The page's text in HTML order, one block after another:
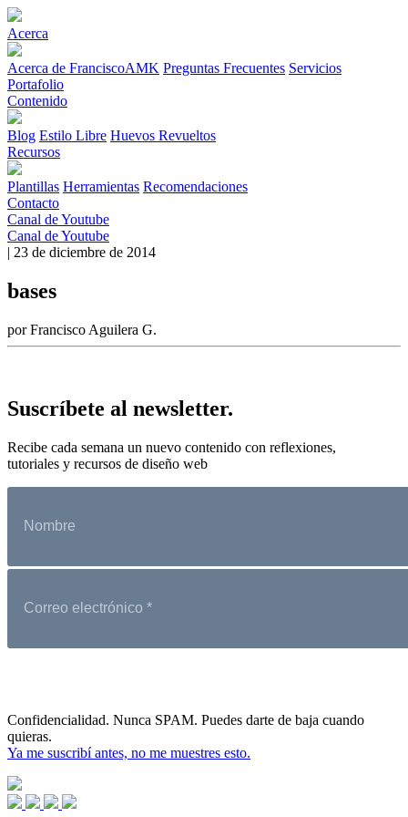
Acerca
Acerca de FranciscoAMK Preguntas Frecuentes Servicios
Portafolio
Contenido
Blog Estilo Libre Huevos Revueltos
Recursos
Plantillas Herramientas Recomendaciones
Contacto
Canal de Youtube
Canal de Youtube
| 23 de diciembre de 2014
bases
por Francisco Aguilera G.
Suscríbete al newsletter.
Recibe cada semana un nuevo contenido con reflexiones,
tutoriales y recursos de diseño web
Confidencialidad. Nunca SPAM. Puedes darte de baja cuando
quieras.
Ya me suscribí antes, no me muestres esto.